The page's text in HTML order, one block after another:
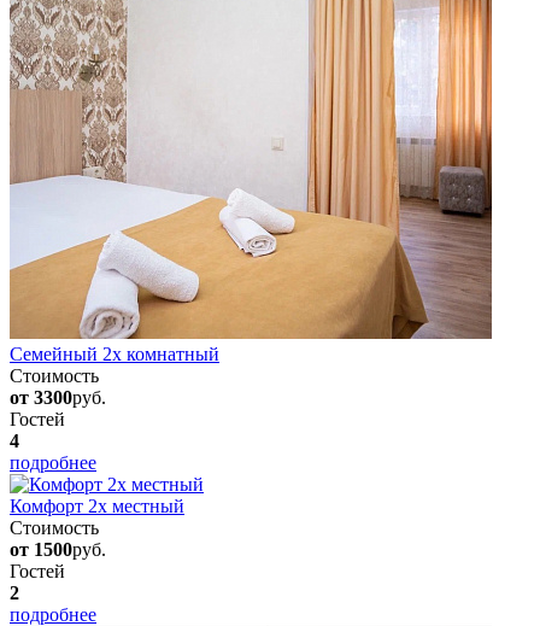
Семейный 2х комнатный
Стоимость
от 3300руб.
Гостей
4
подробнее
Комфорт 2х местный
Стоимость
от 1500руб.
Гостей
2
подробнее